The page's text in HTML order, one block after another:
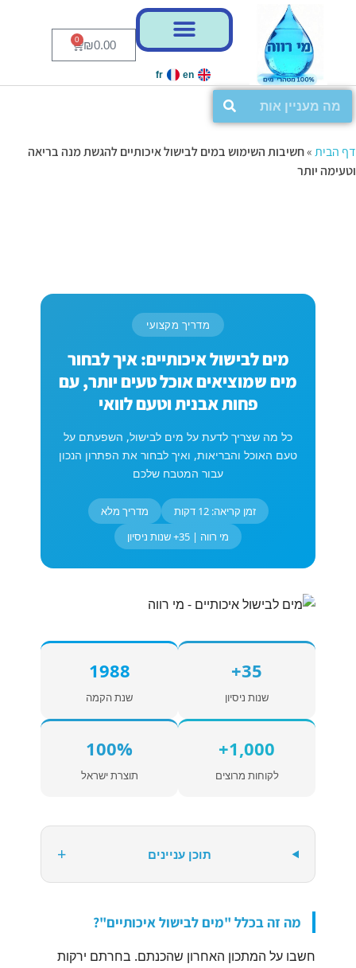
₪0.00
0
en
fr
דף הבית»חשיבות השימוש במים לבישול איכותיים להגשת מנה בריאה
וטעימה יותר
מדריך מקצועי
מים לבישול איכותיים: איך לבחור
מים שמוציאים אוכל טעים יותר, עם
פחות אבנית וטעם לוואי
כל מה שצריך לדעת על מים לבישול, השפעתם על
טעם האוכל והבריאות, ואיך לבחור את הפתרון הנכון
עבור המטבח שלכם
זמן קריאה: 12 דקות
מדריך מלא
מי רווה | 35+ שנות ניסיון
35+
שנות ניסיון
1988
שנת הקמה
1,000+
לקוחות מרוצים
100%
תוצרת ישראל
תוכן עניינים +
מה זה בכלל "מים לבישול איכותיים"?
חשבו על המתכון האחרון שהכנתם. בחרתם ירקות